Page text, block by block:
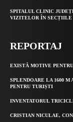
SPITALUL CLINIC
VIZITELOR ÎN SECȚIILE
REPORTAJ
EXISTĂ MOTIVE
SPLENDOARE LA 1600
PENTRU TURIȘTI
INVENTATORUL
CRISTIAN NICULAE,